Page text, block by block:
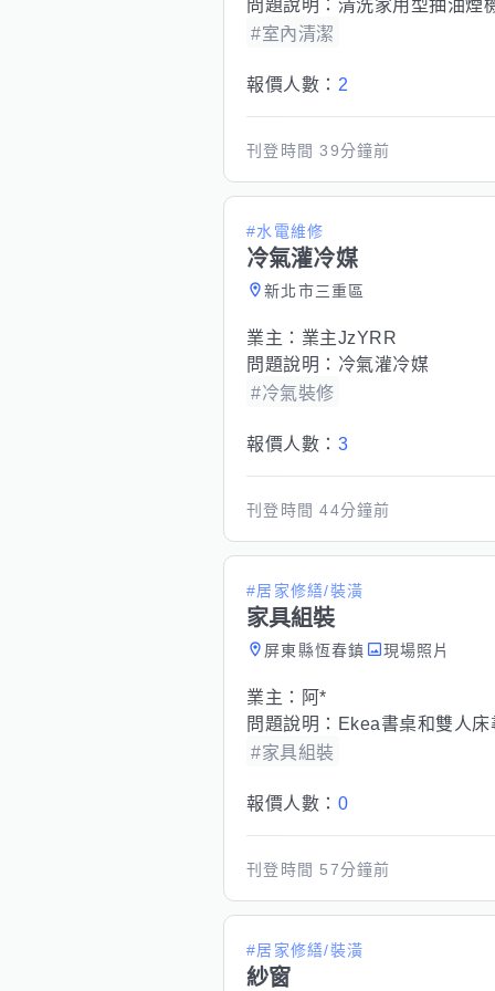
問題說明： 清洗家用型抽油煙
#室內清潔
報價人數： 2
刊登時間39分鐘前
#水電維修
冷氣灌冷媒
新北市三重區
業主： 業主JzYRR
問題說明： 冷氣灌冷媒
#冷氣裝修
報價人數： 3
刊登時間44分鐘前
#居家修繕/裝潢
家具組裝
屏東縣恆春鎮 現場照片
業主：
阿*
問題說明： Ekea書桌和雙人
#家具組裝
報價人數： 0
刊登時間 57分鐘前
#居家修繕/裝潢
紗窗